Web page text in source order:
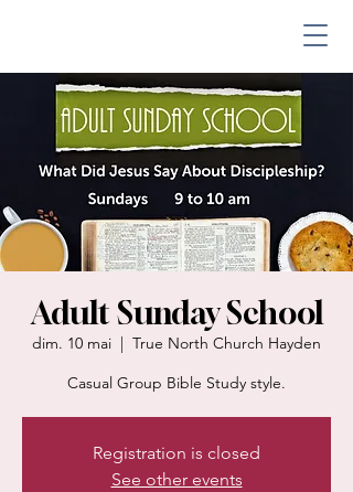
Adult Sunday School
dim. 10 mai
  |
True North Church Hayden
Casual Group Bible Study style.
Registration is closed
See other events